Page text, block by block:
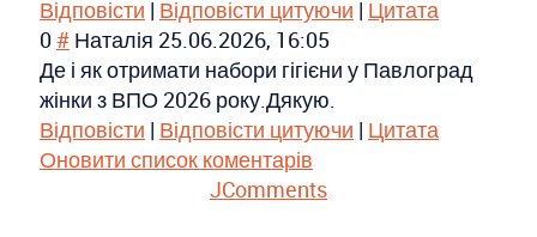
Відповісти | Відповісти цитуючи | Цитата
0# Наталія 25.06.2026, 16:05
Де і як отримати набори гігієни у Павлоград
жінки з ВПО 2026 року.Дякую.
Відповісти | Відповісти цитуючи | Цитата
Оновити список коментарів
JComments